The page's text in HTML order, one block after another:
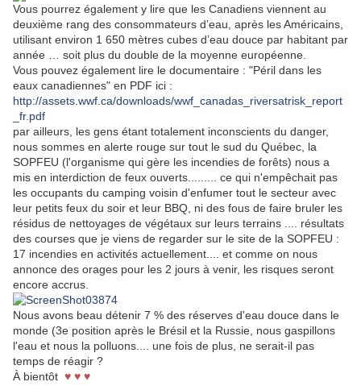
Vous pourrez également y lire que les Canadiens viennent au
deuxième rang des consommateurs d’eau, après les Américains,
utilisant environ 1 650 mètres cubes d’eau douce par habitant par
année … soit plus du double de la moyenne européenne.
Vous pouvez également lire le documentaire : "Péril dans les
eaux canadiennes" en PDF ici :
http://assets.wwf.ca/downloads/wwf_canadas_riversatrisk_report
_fr.pdf
par ailleurs, les gens étant totalement inconscients du danger,
nous sommes en alerte rouge sur tout le sud du Québec, la
SOPFEU (l'organisme qui gère les incendies de forêts) nous a
mis en interdiction de feux ouverts......... ce qui n'empêchait pas
les occupants du camping voisin d'enfumer tout le secteur avec
leur petits feux du soir et leur BBQ, ni des fous de faire bruler les
résidus de nettoyages de végétaux sur leurs terrains .... résultats
des courses que je viens de regarder sur le site de la SOPFEU :
17 incendies en activités actuellement.... et comme on nous
annonce des orages pour les 2 jours à venir, les risques seront
encore accrus.
Nous avons beau détenir 7 % des réserves d'eau douce dans le
monde (3e position après le Brésil et la Russie, nous gaspillons
l'eau et nous la polluons.... une fois de plus, ne serait-il pas
temps de réagir ?
À bientôt ♥ ♥ ♥